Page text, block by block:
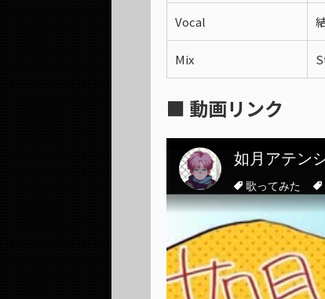
Vocal
Mix
■ 動画リンク